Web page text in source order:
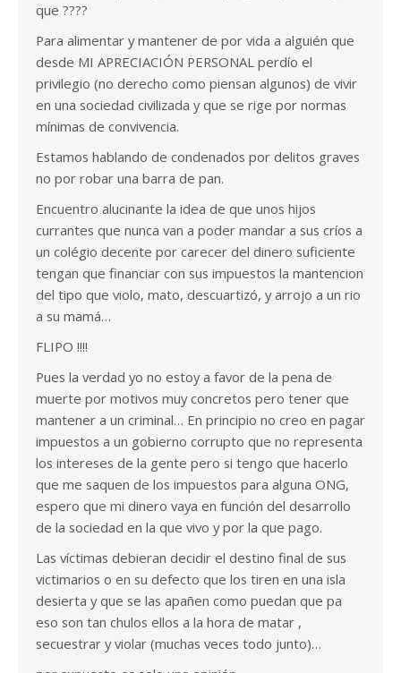
que ????
Para alimentar y mantener de por vida a alguién que
desde MI APRECIACIÓN PERSONAL perdío el
privilegio (no derecho como piensan algunos) de vivir
en una sociedad civilizada y que se rige por normas
mínimas de convivencia.
Estamos hablando de condenados por delitos graves
no por robar una barra de pan.
Encuentro alucinante la idea de que unos hijos
currantes que nunca van a poder mandar a sus críos a
un colégio decente por carecer del dinero suficiente
tengan que financiar con sus impuestos la mantencion
del tipo que violo, mato, descuartizó, y arrojo a un rio
a su mamá…
FLIPO !!!!
Pues la verdad yo no estoy a favor de la pena de
muerte por motivos muy concretos pero tener que
mantener a un criminal… En principio no creo en pagar
impuestos a un gobierno corrupto que no representa
los intereses de la gente pero si tengo que hacerlo
que me saquen de los impuestos para alguna ONG,
espero que mi dinero vaya en función del desarrollo
de la sociedad en la que vivo y por la que pago.
Las víctimas debieran decidir el destino final de sus
victimarios o en su defecto que los tiren en una isla
desierta y que se las apañen como puedan que pa
eso son tan chulos ellos a la hora de matar ,
secuestrar y violar (muchas veces todo junto)…